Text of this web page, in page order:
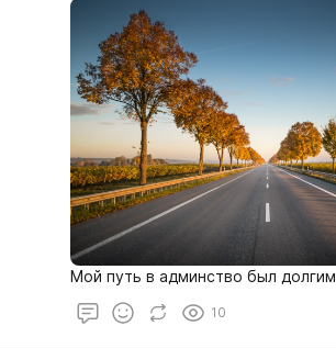
Мой путь в админство был
10